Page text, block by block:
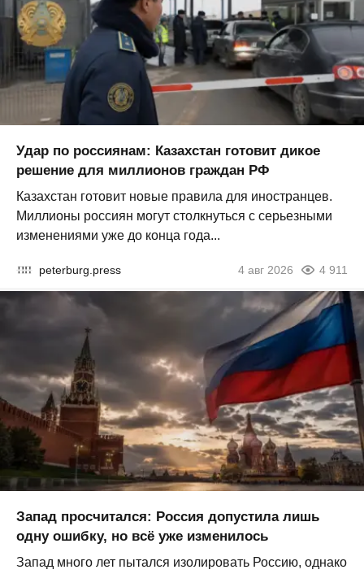
Удар по россиянам: Казахстан готовит дикое
решение для миллионов граждан РФ
Казахстан готовит новые правила для иностранцев.
Миллионы россиян могут столкнуться с серьезными
изменениями уже до конца года...
peterburg.press 4 авг 2026 4 911
Запад просчитался: Россия допустила лишь
одну ошибку, но всё уже изменилось
Запад много лет пытался изолировать Россию, однако